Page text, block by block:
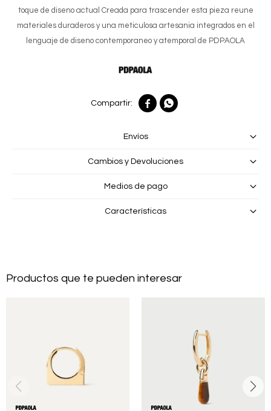
toque de diseno actual Creada para trascender esta pieza reune
materiales duraderos y una meticulosa artesania integrados en el
lenguaje de diseno contemporaneo y atemporal de PDPAOLA
 
Envíos
Cambios y Devoluciones
Medios de pago
Características
Productos que te pueden interesar